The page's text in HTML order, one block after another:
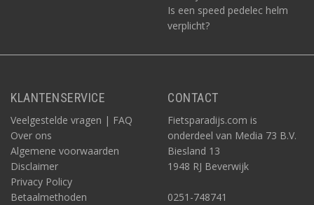
Is een speed pedelec helm
verplicht?
KLANTENSERVICE
Veelgestelde vragen | FAQ
Over ons
Algemene voorwaarden
Disclaimer
Privacy Policy
Betaalmethoden
CONTACT
Fietsparadijs.com is
onderdeel van Media 73 B.V.
Biesland 13
1948 RJ Beverwijk
0251-748741